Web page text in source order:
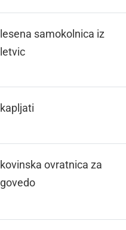
lesena samokolnica iz
letvic
kapljati
kovinska ovratnica za
govedo